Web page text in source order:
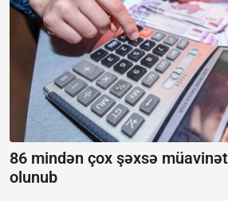
86 mindən çox şəxsə
olunub